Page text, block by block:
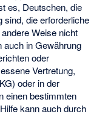
es, Deutschen, die
sind, die erforderliche
Weise nicht
auch in Gewährung
oder
Vertretung,
oder in der
einen bestimmten
kann auch durch